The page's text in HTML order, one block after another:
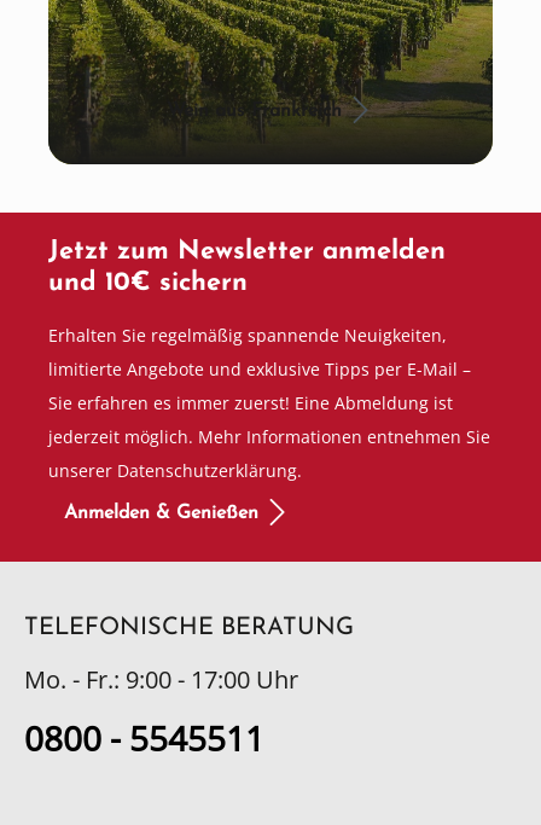
Wein aus Frankreich
Jetzt zum Newsletter anmelden
und 10€ sichern
Erhalten Sie regelmäßig spannende Neuigkeiten,
limitierte Angebote und exklusive Tipps per E-Mail –
Sie erfahren es immer zuerst! Eine Abmeldung ist
jederzeit möglich. Mehr Informationen entnehmen Sie
unserer Datenschutzerklärung.
Anmelden & Genießen
TELEFONISCHE BERATUNG
Mo. - Fr.: 9:00 - 17:00 Uhr
0800 - 5545511